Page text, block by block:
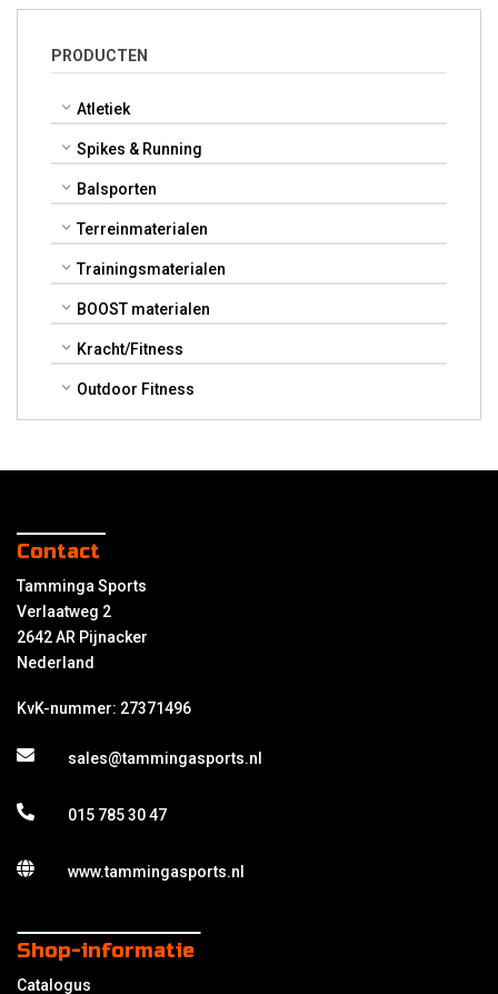
PRODUCTEN
Atletiek
Spikes & Running
Balsporten
Terreinmaterialen
Trainingsmaterialen
BOOST materialen
Kracht/Fitness
Outdoor Fitness
Contact
Tamminga Sports
Verlaatweg 2
2642 AR Pijnacker
Nederland
KvK-nummer: 27371496
sales@tammingasports.nl
015 785 30 47
www.tammingasports.nl
Shop-informatie
Catalogus